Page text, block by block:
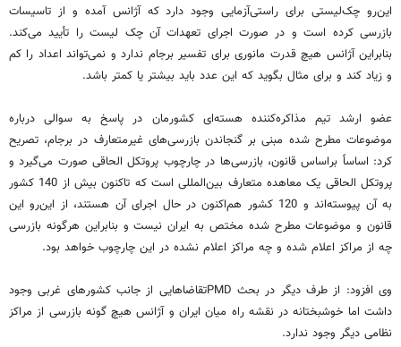
این‌رو چک‌لیستی برای راستی‌آزمایی وجود دارد که آژانس آمده و از تاسیسات
بازرسی کرده است و در صورت اجرای تعهدات آن چک لیست را تأیید می‌کند.
بنابراین آژانس هیچ قدرت مانوری برای تفسیر برجام ندارد و نمی‌تواند اعداد را کم
و زیاد کند و برای مثال بگوید که این عدد باید بیشتر یا کمتر باشد.
عضو ارشد تیم مذاکره‌کننده هسته‌ای کشورمان در پاسخ به سوالی درباره
موضوعات مطرح شده مبنی بر گنجاندن بازرسی‌های غیرمتعارف در برجام، تصریح
کرد:‌ اساساً براساس قانون، بازرسی‌ها در چارچوب پروتکل الحاقی صورت می‌گیرد و
پروتکل الحاقی یک معاهده متعارف بین‌المللی است که تاکنون بیش از 140 کشور
به آن پیوسته‌اند و 120 کشور هم‌اکنون در حال اجرای آن هستند، از این‌رو این
قانون و موضوعات مطرح شده مختص به ایران نیست و بنابراین هرگونه بازرسی
چه از مراکز اعلام شده و چه مراکز اعلام نشده در این چارچوب خواهد بود.
وی افزود: از طرف دیگر در بحث PMDتقاضاهایی از جانب کشورهای غربی وجود
داشت اما خوشبختانه در نقشه راه میان ایران و آژانس هیچ گونه بازرسی از مراکز
نظامی دیگر وجود ندارد.